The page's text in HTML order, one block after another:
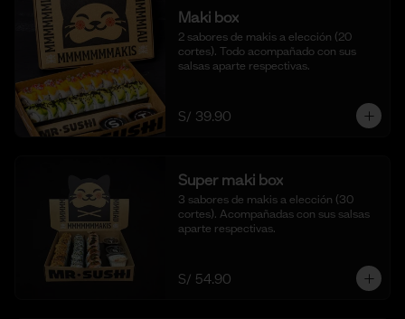
Maki box
2 sabores de makis a elección (20
cortes). Todo acompañado con sus
salsas aparte respectivas.
S/ 39.90
Super maki box
3 sabores de makis a elección (30
cortes). Acompañadas con sus salsas
aparte respectivas.
S/ 54.90